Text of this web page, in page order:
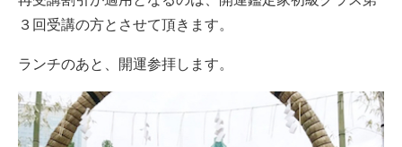
３回受講の方とさせて頂きます。
ランチのあと、開運参拝します。